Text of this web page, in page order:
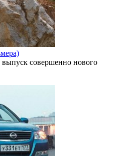
совершенно нового